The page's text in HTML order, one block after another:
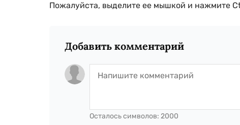
Пожалуйста, выделите ее мышкой и нажмите
Добавить комментарий
Осталось символов: 2000